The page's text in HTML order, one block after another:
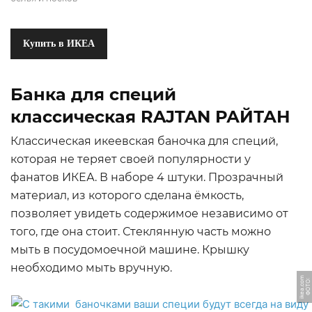
Купить в ИКЕА
Банка для специй
классическая RAJTAN РАЙТАН
Классическая икеевская баночка для специй,
которая не теряет своей популярности у
фанатов ИКЕА. В наборе 4 штуки. Прозрачный
материал, из которого сделана ёмкость,
позволяет увидеть содержимое независимо от
того, где она стоит. Стеклянную часть можно
мыть в посудомоечной машине. Крышку
необходимо мыть вручную.
Ф
О
Т
О:
i
k
e
a.
c
o
m